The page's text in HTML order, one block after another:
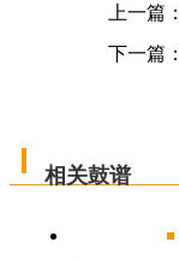
上一篇：
下一篇：
相关鼓谱